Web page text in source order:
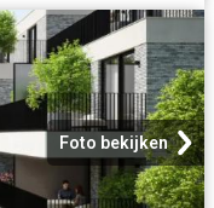
Foto bekijken